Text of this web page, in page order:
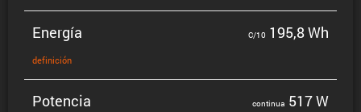
Energía
defini­ción
C/10 195,8 Wh
Potencia continua 517 W